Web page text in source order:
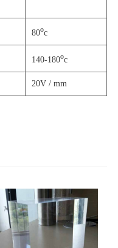
80oc
140-180oc
20V / mm